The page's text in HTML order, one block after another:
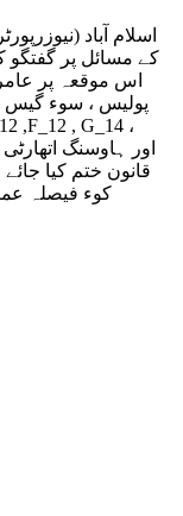
اسلام آباد
کے مسائل پر گفتگو
اس موقعہ پر
قانون ختم کیا
کوء فیصلہ